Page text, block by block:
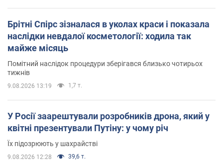
Брітні Спірс зізналася в уколах краси і показала
наслідки невдалої косметології: ходила так
майже місяць
Помітний наслідок процедури зберігався близько чотирьох
тижнів
9.08.2026 13:19 1,7 т.
У Росії заарештували розробників дрона, який у
квітні презентували Путіну: у чому річ
Їх підозрюють у шахрайстві
9.08.2026 12:28 39,6 т.